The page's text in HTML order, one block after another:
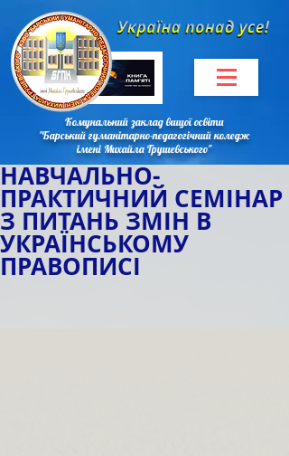
Комунальний заклад вищої освіти
"Барський гуманітарно-педагогічний коледж
імені Михайла Грушевського"
НАВЧАЛЬНО-
ПРАКТИЧНИЙ СЕМІНАР
З ПИТАНЬ ЗМІН В
УКРАЇНСЬКОМУ
ПРАВОПИСІ